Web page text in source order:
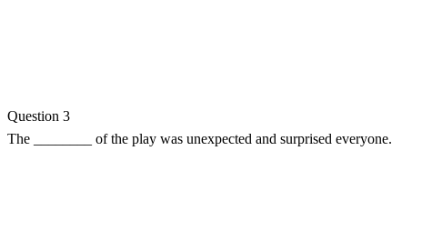
Question 3
The ________ of the play was unexpected and surprised everyone.